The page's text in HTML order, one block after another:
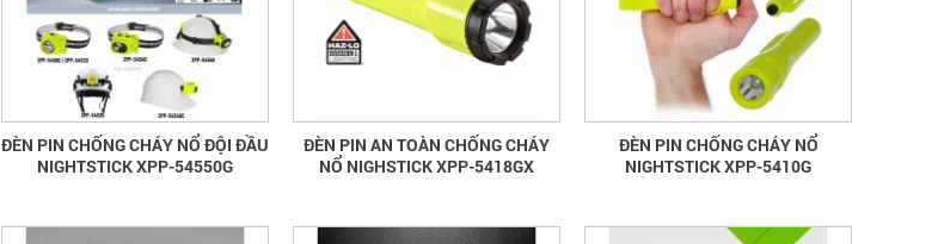
ĐÈN PIN CHỐNG CHÁY NỔ ĐỘI ĐẦU
NIGHTSTICK XPP-54550G
ĐÈN PIN AN TOÀN CHỐNG CHÁY
NỔ NIGHSTICK XPP-5418GX
ĐÈN PIN CHỐNG CHÁY NỔ
NIGHTSTICK XPP-5410G